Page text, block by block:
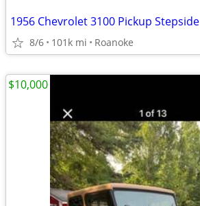
1956 Chevrolet 3100 Pickup Stepside
8/6 101k mi Roanoke
$10,000